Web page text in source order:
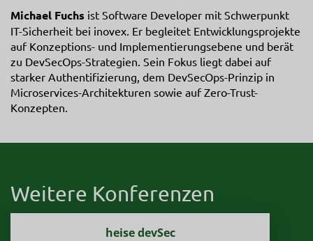
Michael Fuchs ist Software Developer mit Schwerpunkt
IT-Sicherheit bei inovex. Er begleitet Entwicklungsprojekte
auf Konzeptions- und Implementierungsebene und berät
zu DevSecOps-Strategien. Sein Fokus liegt dabei auf
starker Authentifizierung, dem DevSecOps-Prinzip in
Microservices-Architekturen sowie auf Zero-Trust-
Konzepten.
Weitere Konferenzen
heise devSec